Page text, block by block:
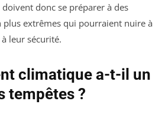
donc se préparer à des
plus extrêmes qui pourraient nuire à
leur sécurité.
climatique a-t-il un
tempêtes ?